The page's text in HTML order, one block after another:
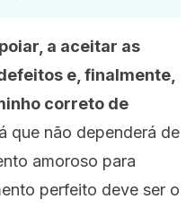
a aceitar as
e, finalmente,
correto de
que não dependerá de
amoroso para
perfeito deve ser o